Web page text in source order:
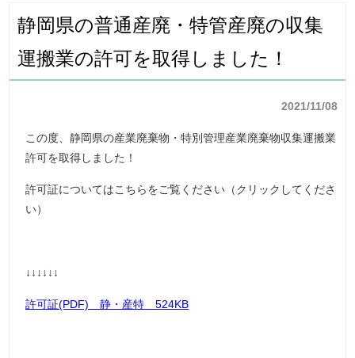
静岡県の普通産廃・特管産廃の収集
運搬業の許可を取得しました！
2021/11/08
この度、静岡県の産業廃棄物・特別管理産業廃棄物収集運搬業
許可を取得しました！
許可証についてはこちらをご覧ください（クリックしてくださ
い）
↓↓↓↓↓↓
許可証(PDF) 静・産特 524KB